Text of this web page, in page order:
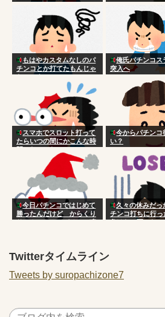
もはやカスタムなしのパ
チンコとか打てたもんじゃ
ないのよ
俺氏パチンコス
突入へ
スマホでスロット打って
たらいつの間にかこんな時
間になってた
今からパチンコ
い？
今日パチンコではじめて
勝ったんだけど からくり
サーカス ってパチンコ凄
久々の休みだっ
チンコ打ちに行っ
負けた 死にたい
Twitterタイムライン
Tweets by suropachizone7